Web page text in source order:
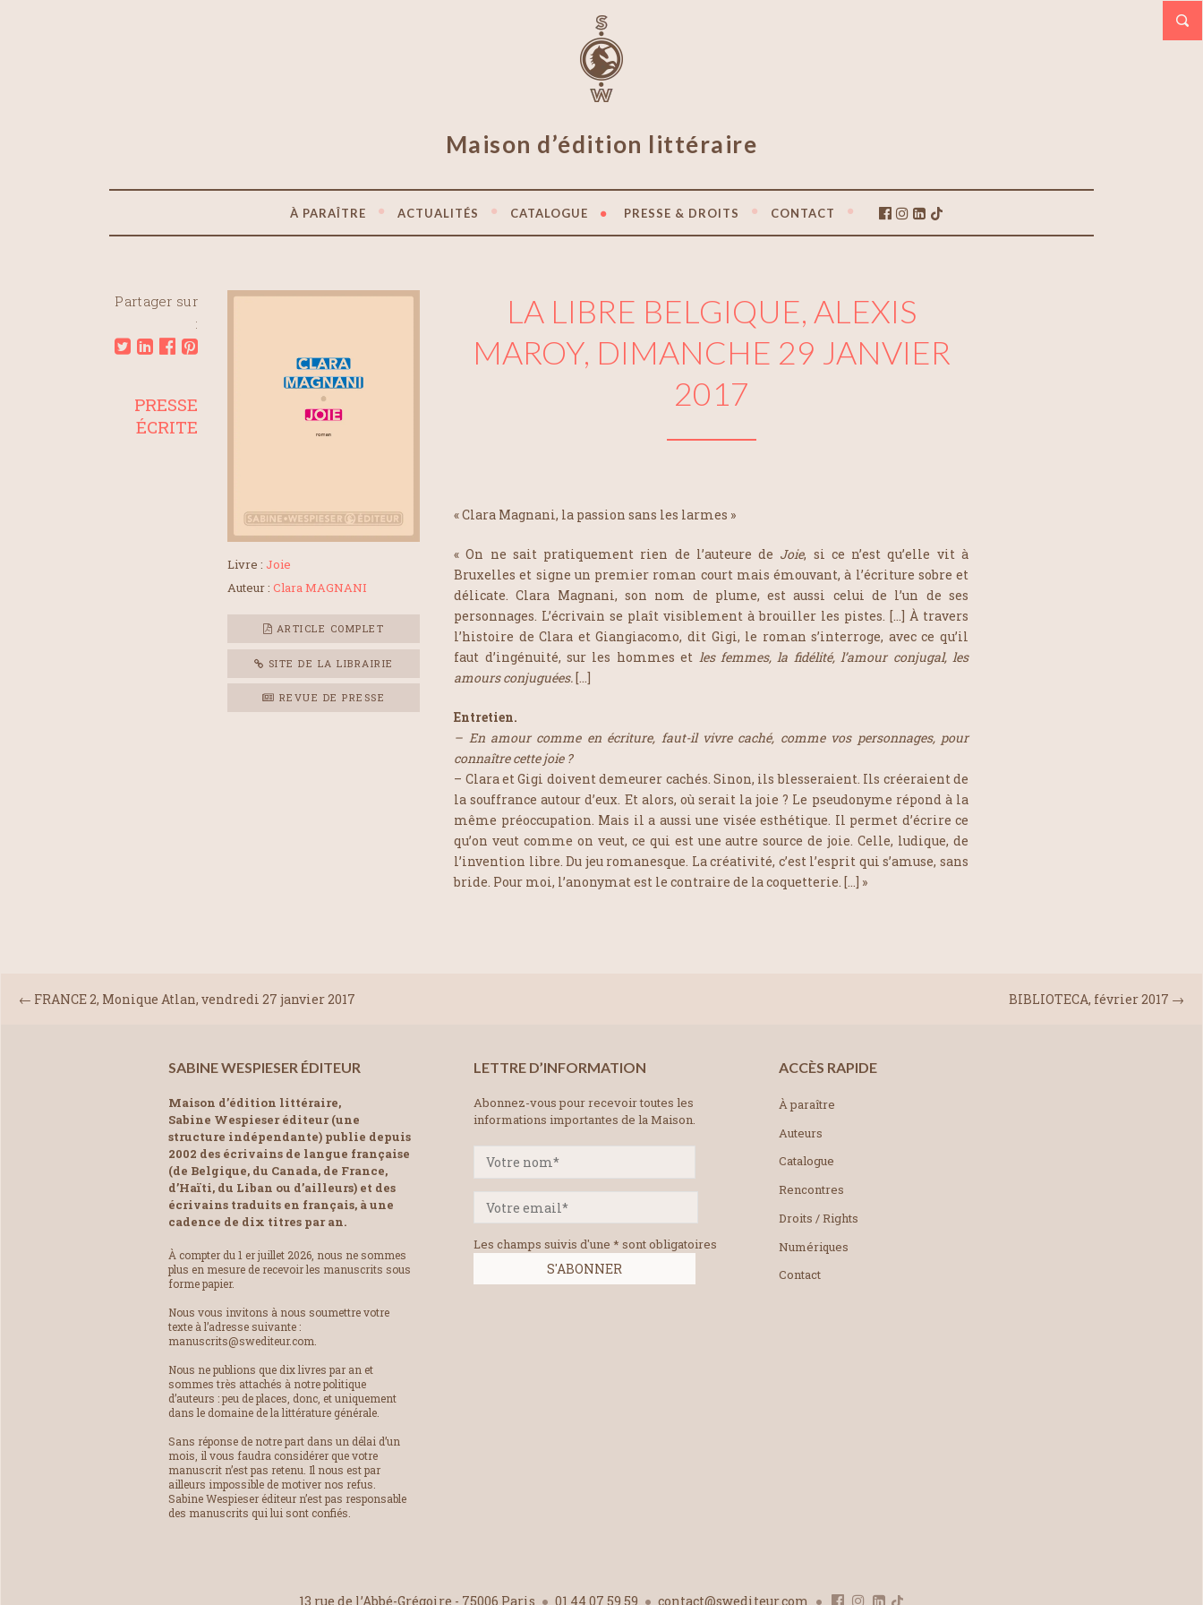
Maison d’édition littéraire
À PARAÎTRE ACTUALITÉS CATALOGUE PRESSE & DROITS CONTACT
Partager sur
:
Livre : Joie
Auteur : Clara MAGNANI
ARTICLE COMPLET
SITE DE LA LIBRAIRIE
REVUE DE PRESSE
LA LIBRE BELGIQUE, ALEXIS
MAROY, DIMANCHE 29 JANVIER
2017
« Clara Magnani, la passion sans les larmes »
« On ne sait pratiquement rien de l’auteure de Joie, si ce n’est qu’elle vit à
Bruxelles et signe un premier roman court mais émouvant, à l’écriture sobre et
délicate. Clara Magnani, son nom de plume, est aussi celui de l’un de ses
personnages. L’écrivain se plaît visiblement à brouiller les pistes. […] À travers
l’histoire de Clara et Giangiacomo, dit Gigi, le roman s’interroge, avec ce qu’il
faut d’ingénuité, sur les hommes et les femmes, la fidélité, l’amour conjugal, les
amours conjuguées. […]
Entretien.
– En amour comme en écriture, faut-il vivre caché, comme vos personnages, pour
connaître cette joie ?
– Clara et Gigi doivent demeurer cachés. Sinon, ils blesseraient. Ils créeraient de
la souffrance autour d’eux. Et alors, où serait la joie ? Le pseudonyme répond à la
même préoccupation. Mais il a aussi une visée esthétique. Il permet d’écrire ce
qu’on veut comme on veut, ce qui est une autre source de joie. Celle, ludique, de
l’invention libre. Du jeu romanesque. La créativité, c’est l’esprit qui s’amuse, sans
bride. Pour moi, l’anonymat est le contraire de la coquetterie. […] »
PRESSE
ÉCRITE
BIBLIOTECA, février 2017 →
← FRANCE 2, Monique Atlan, vendredi 27 janvier 2017
SABINE WESPIESER ÉDITEUR
Maison d’édition littéraire,
Sabine Wespieser éditeur (une
structure indépendante) publie depuis
2002 des écrivains de langue française
(de Belgique, du Canada, de France,
d’Haïti, du Liban ou d’ailleurs) et des
écrivains traduits en français, à une
cadence de dix titres par an.
À compter du 1 er juillet 2026, nous ne sommes
plus en mesure de recevoir les manuscrits sous
forme papier.
Nous vous invitons à nous soumettre votre
texte à l’adresse suivante :
manuscrits@swediteur.com.
Nous ne publions que dix livres par an et
sommes très attachés à notre politique
d’auteurs : peu de places, donc, et uniquement
dans le domaine de la littérature générale.
Sans réponse de notre part dans un délai d’un
mois, il vous faudra considérer que votre
manuscrit n’est pas retenu. Il nous est par
ailleurs impossible de motiver nos refus.
Sabine Wespieser éditeur n’est pas responsable
des manuscrits qui lui sont confiés.
LETTRE D’INFORMATION
Abonnez-vous pour recevoir toutes les
informations importantes de la Maison.
Les champs suivis d'une * sont obligatoires
ACCÈS RAPIDE
À paraître
Auteurs
Catalogue
Rencontres
Droits / Rights
Numériques
Contact
13 rue de l’Abbé-Grégoire - 75006 Paris 01 44 07 59 59 contact@swediteur.com